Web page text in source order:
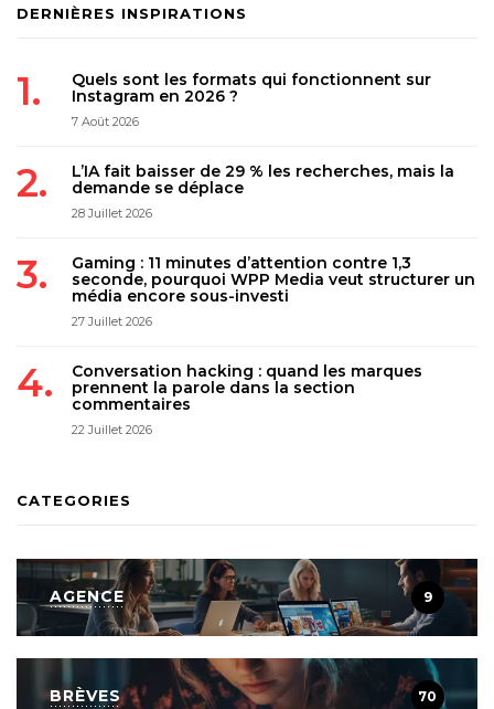
DERNIÈRES INSPIRATIONS
Quels sont les formats qui fonctionnent sur
Instagram en 2026 ?
7 Août 2026
L’IA fait baisser de 29 % les recherches, mais la
demande se déplace
28 Juillet 2026
Gaming : 11 minutes d’attention contre 1,3
seconde, pourquoi WPP Media veut structurer un
média encore sous-investi
27 Juillet 2026
Conversation hacking : quand les marques
prennent la parole dans la section
commentaires
22 Juillet 2026
CATEGORIES
AGENCE 9
BRÈVES 70